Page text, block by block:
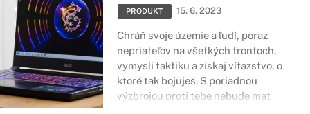
PRODUKT 15. 6. 2023
Chráň svoje územie a ľudí, poraz
nepriateľov na všetkých frontoch,
vymysli taktiku a získaj víťazstvo, o
ktoré tak bojuješ. S poriadnou
výzbrojou proti tebe nebude mať